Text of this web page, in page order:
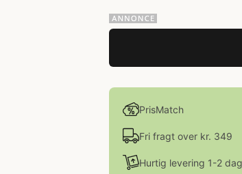
PrisMatch
Fri fragt over kr. 349
Hurtig levering 1-2